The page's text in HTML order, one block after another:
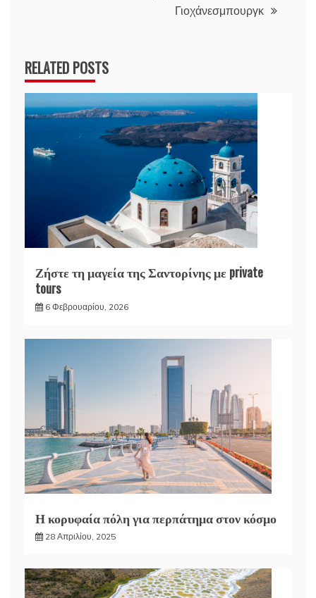
Γιοχάνεσμπουργκ
RELATED POSTS
Ζήστε τη μαγεία της Σαντορίνης με private
tours
6 Φεβρουαρίου, 2026
Η κορυφαία πόλη για περπάτημα στον κόσμο
28 Απριλίου, 2025